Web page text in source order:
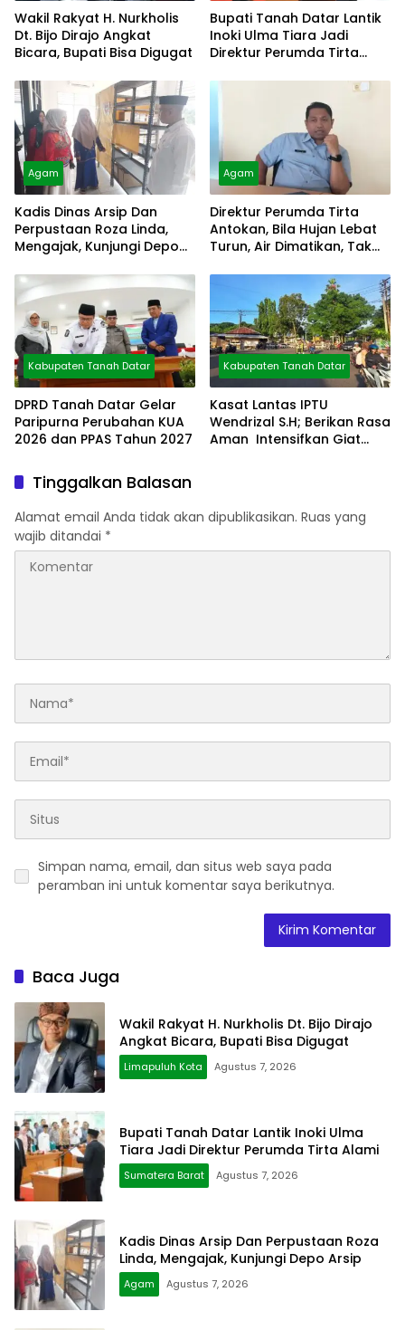
Wakil Rakyat H. Nurkholis
Dt. Bijo Dirajo Angkat
Bicara, Bupati Bisa Digugat
Bupati Tanah Datar Lantik
Inoki Ulma Tiara Jadi
Direktur Perumda Tirta
Agam
Kadis Dinas Arsip Dan
Perpustaan Roza Linda,
Mengajak, Kunjungi Depo
Agam
Direktur Perumda Tirta
Antokan, Bila Hujan Lebat
Turun, Air Dimatikan, Tak
Kabupaten Tanah Datar
DPRD Tanah Datar Gelar
Paripurna Perubahan KUA
2026 dan PPAS Tahun 2027
Kabupaten Tanah Datar
Kasat Lantas IPTU
Wendrizal S.H; Berikan Rasa
Aman Intensifkan Giat
Tinggalkan Balasan
Alamat email Anda tidak akan dipublikasikan. Ruas yang
wajib ditandai *
Simpan nama, email, dan situs web saya pada
peramban ini untuk komentar saya berikutnya.
Baca Juga
Wakil Rakyat H. Nurkholis Dt. Bijo Dirajo
Angkat Bicara, Bupati Bisa Digugat
Limapuluh Kota Agustus 7, 2026
Bupati Tanah Datar Lantik Inoki Ulma
Tiara Jadi Direktur Perumda Tirta Alami
Sumatera Barat Agustus 7, 2026
Kadis Dinas Arsip Dan Perpustaan Roza
Linda, Mengajak, Kunjungi Depo Arsip
Agam Agustus 7, 2026